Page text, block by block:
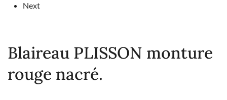
Next
Blaireau PLISSON monture
rouge nacré.